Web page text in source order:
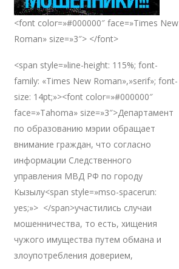
<font color=»#000000″ face=»Times New
Roman» size=»3″> </font>
<span style=»line-height: 115%; font-
family: «Times New Roman»,»serif»; font-
size: 14pt;»><font color=»#000000″
face=»Tahoma» size=»3″>Департамент
по образованию мэрии обращает
внимание граждан, что согласно
информации Следственного
управления МВД РФ по городу
Кызылу<span style=»mso-spacerun:
yes;»> </span>участились случаи
мошенничества, то есть, хищения
чужого имущества путем обмана и
злоупотребления доверием,